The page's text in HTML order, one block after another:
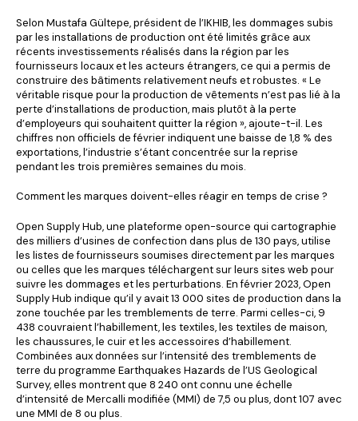
Selon Mustafa Gültepe, président de l’IKHIB, les dommages subis
par les installations de production ont été limités grâce aux
récents investissements réalisés dans la région par les
fournisseurs locaux et les acteurs étrangers, ce qui a permis de
construire des bâtiments relativement neufs et robustes. « Le
véritable risque pour la production de vêtements n’est pas lié à la
perte d’installations de production, mais plutôt à la perte
d’employeurs qui souhaitent quitter la région », ajoute-t-il. Les
chiffres non officiels de février indiquent une baisse de 1,8 % des
exportations, l’industrie s’étant concentrée sur la reprise
pendant les trois premières semaines du mois.
Comment les marques doivent-elles réagir en temps de crise ?
Open Supply Hub, une plateforme open-source qui cartographie
des milliers d’usines de confection dans plus de 130 pays, utilise
les listes de fournisseurs soumises directement par les marques
ou celles que les marques téléchargent sur leurs sites web pour
suivre les dommages et les perturbations. En février 2023, Open
Supply Hub indique qu’il y avait 13 000 sites de production dans la
zone touchée par les tremblements de terre. Parmi celles-ci, 9
438 couvraient l’habillement, les textiles, les textiles de maison,
les chaussures, le cuir et les accessoires d’habillement.
Combinées aux données sur l’intensité des tremblements de
terre du programme Earthquakes Hazards de l’US Geological
Survey, elles montrent que 8 240 ont connu une échelle
d’intensité de Mercalli modifiée (MMI) de 7,5 ou plus, dont 107 avec
une MMI de 8 ou plus.